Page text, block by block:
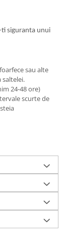
siguranta unui
sau alte
saltelei.
24-48 ore)
scurte de